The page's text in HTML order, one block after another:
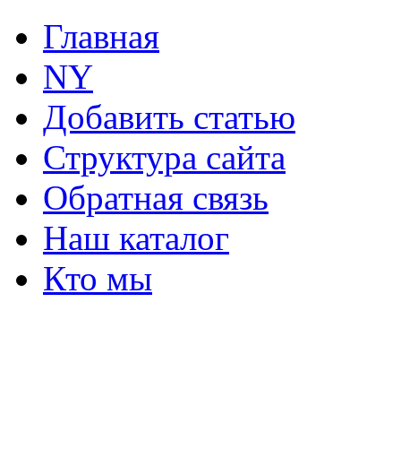
Главная
NY
Добавить статью
Структура сайта
Обратная связь
Наш каталог
Кто мы